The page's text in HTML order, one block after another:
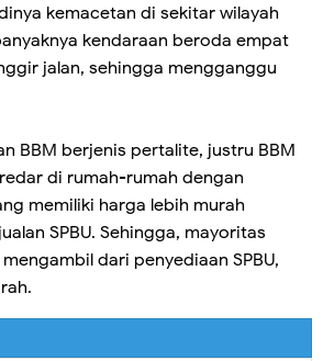
kemacetan di sekitar wilayah
kendaraan beroda empat
jalan, sehingga mengganggu
BBM berjenis pertalite, justru BBM
di rumah-rumah dengan
memiliki harga lebih murah
SPBU. Sehingga, mayoritas
dari penyediaan SPBU,